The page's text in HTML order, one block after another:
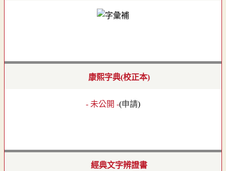
康熙字典(校正本)
- 未公開 -(申請)
經典文字辨證書